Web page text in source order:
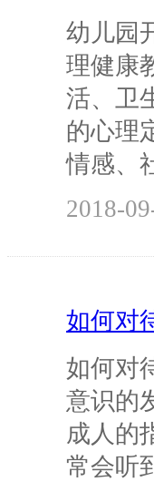
幼儿园
理健康
活、卫
的心理
情感、
2018-
如何对
如何对
意识的
成人的
常会听